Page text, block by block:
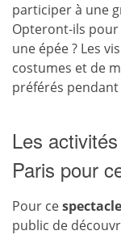
participer à une
Opteront-ils
une épée ? Les
costumes et de
préférés pendant
Les
Paris pour
Pour cespectacle
public de